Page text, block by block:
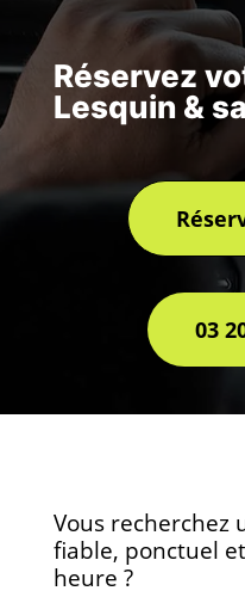
Réservez
Lesquin &
03
Vous recherchez
fiable, ponctuel
heure ?